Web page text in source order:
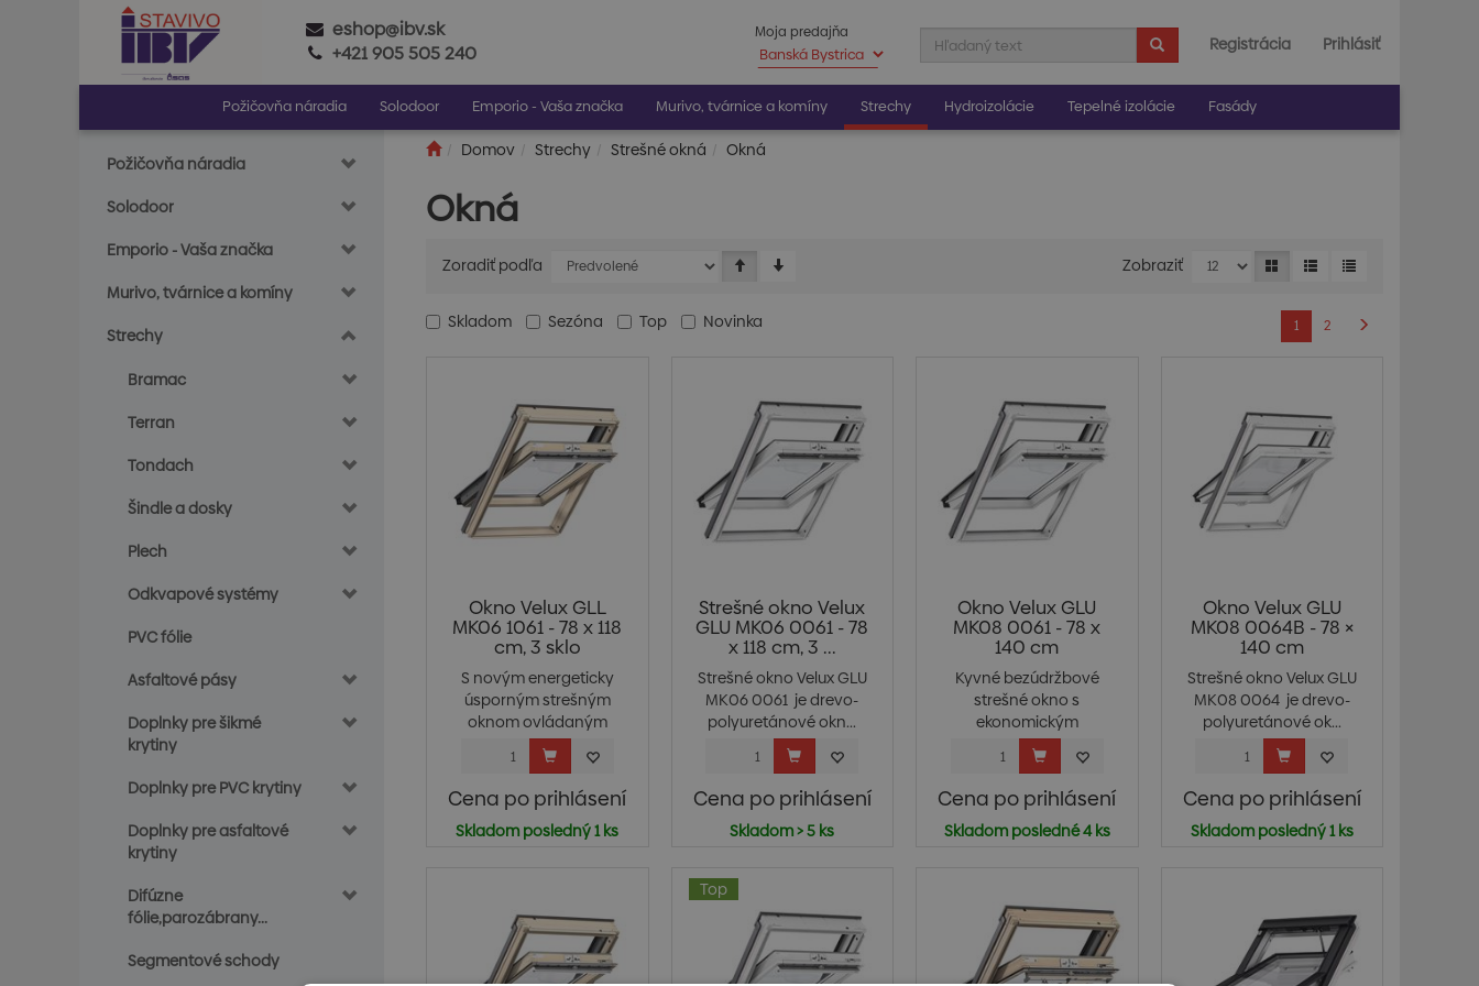
eshop@ibv.sk
+421 905 505 240
Registrácia Prihlásiť
Moja predajňa
Požičovňa náradia Solodoor Emporio - Vaša značka Murivo, tvárnice a komíny Strechy Hydroizolácie Tepelné izolácie Fasády
Požičovňa náradia
Solodoor
Emporio - Vaša značka
Murivo, tvárnice a komíny
Strechy
Bramac
Terran
Tondach
Šindle a dosky
Plech
Odkvapové systémy
PVC fólie
Asfaltové pásy
Doplnky pre šikmé
krytiny
Doplnky pre PVC krytiny
Doplnky pre asfaltové
krytiny
Difúzne
fólie,parozábrany...
Segmentové schody
Domov Strechy Strešné okná Okná
Okná
Zoradiť podľa Zobraziť
Skladom Sezóna Top Novinka 1 2
Okno Velux GLL
MK06 1061 - 78 x 118
cm, 3 sklo
S novým energeticky
úsporným strešným
oknom ovládaným
zhora ...
Cena po prihlásení
Skladom posledný 1 ks
Strešné okno Velux
GLU MK06 0061 - 78
x 118 cm, 3 ...
Strešné okno Velux GLU
MK06 0061 je drevo-
polyuretánové okn...
Cena po prihlásení
Skladom > 5 ks
Okno Velux GLU
MK08 0061 - 78 x
140 cm
Kyvné bezúdržbové
strešné okno s
ekonomickým
izolačným trojs...
Cena po prihlásení
Skladom posledné 4 ks
Okno Velux GLU
MK08 0064B - 78 ×
140 cm
Strešné okno Velux GLU
MK08 0064 je drevo-
polyuretánové ok...
Cena po prihlásení
Skladom posledný 1 ks
Top